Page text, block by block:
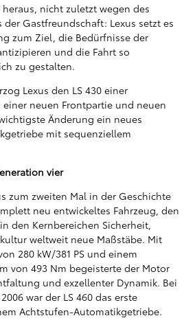
nicht zuletzt wegen des
der Gastfreundschaft: Lexus setzt es
zum Ziel, die Bedürfnisse der
und die Fahrt so
zu gestalten.
Lexus den LS 430 einer
neuen Frontpartie und neuen
Änderung ein neues
mit sequenziellem
vier
zum zweiten Mal in der Geschichte
neu entwickeltes Fahrzeug, den
den Kernbereichen Sicherheit,
weltweit neue Maßstäbe. Mit
280 kW/381 PS und einem
von 493 Nm begeisterte der Motor
und exzellenter Dynamik. Bei
war der LS 460 das erste
Achtstufen-Automatikgetriebe.